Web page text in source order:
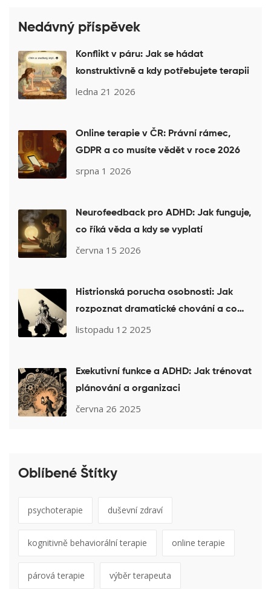
Nedávný příspěvek
Konflikt v páru: Jak se hádat
konstruktivně a kdy potřebujete terapii
ledna 21 2026
Online terapie v ČR: Právní rámec,
GDPR a co musíte vědět v roce 2026
srpna 1 2026
Neurofeedback pro ADHD: Jak funguje,
co říká věda a kdy se vyplatí
června 15 2026
Histrionská porucha osobnosti: Jak
rozpoznat dramatické chování a co
pomáhá v psychoterapii
listopadu 12 2025
Exekutivní funkce a ADHD: Jak trénovat
plánování a organizaci
června 26 2025
Oblíbené Štítky
psychoterapie duševní zdraví
kognitivně behaviorální terapie online terapie
párová terapie výběr terapeuta